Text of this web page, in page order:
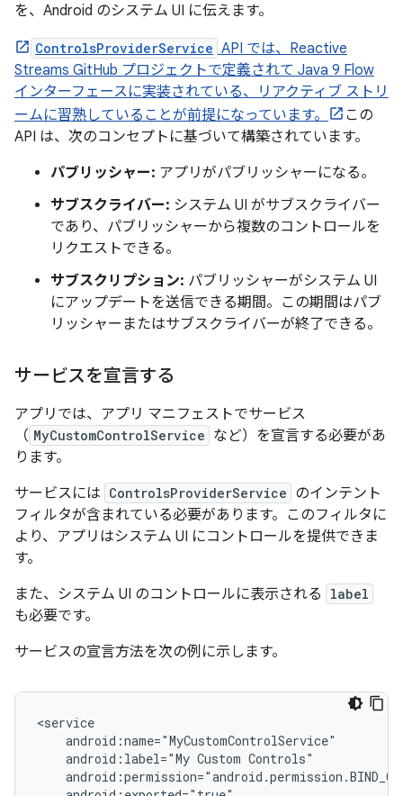
を、Android のシステム UI に伝えます。
ControlsProviderService API では、Reactive
Streams GitHub プロジェクトで定義されて Java 9 Flow
インターフェースに実装されている、リアクティブ ストリ
ームに習熟していることが前提になっています。
この
API は、次のコンセプトに基づいて構築されています。
パブリッシャー: アプリがパブリッシャーになる。
サブスクライバー: システム UI がサブスクライバー
であり、パブリッシャーから複数のコントロールを
リクエストできる。
サブスクリプション: パブリッシャーがシステム UI
にアップデートを送信できる期間。この期間はパブ
リッシャーまたはサブスクライバーが終了できる。
サービスを宣言する
アプリでは、アプリ マニフェストでサービス
（ MyCustomControlService など）を宣言する必要があ
ります。
サービスには ControlsProviderService のインテント
フィルタが含まれている必要があります。このフィルタに
より、アプリはシステム UI にコントロールを提供できま
す。
また、システム UI のコントロールに表示される
label
も必要です。
サービスの宣言方法を次の例に示します。
android:label="My Custom